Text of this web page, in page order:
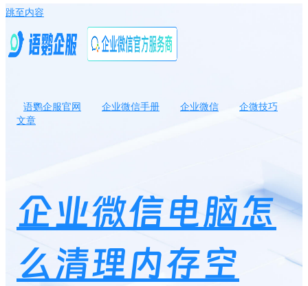
跳至内容
语鹦企服官网 企业微信手册 企业微信
企微技巧
文章
企业微信电脑怎
么清理内存空